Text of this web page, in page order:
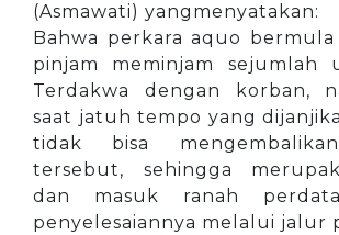
(Asmawati) yangmenyatakan:
Bahwa perkara aquo bermula
pinjam meminjam sejumlah
Terdakwa dengan korban,
saat jatuh tempo yang
tidak bisa
tersebut, sehingga
dan masuk ranah
penyelesaiannya melalui jalur